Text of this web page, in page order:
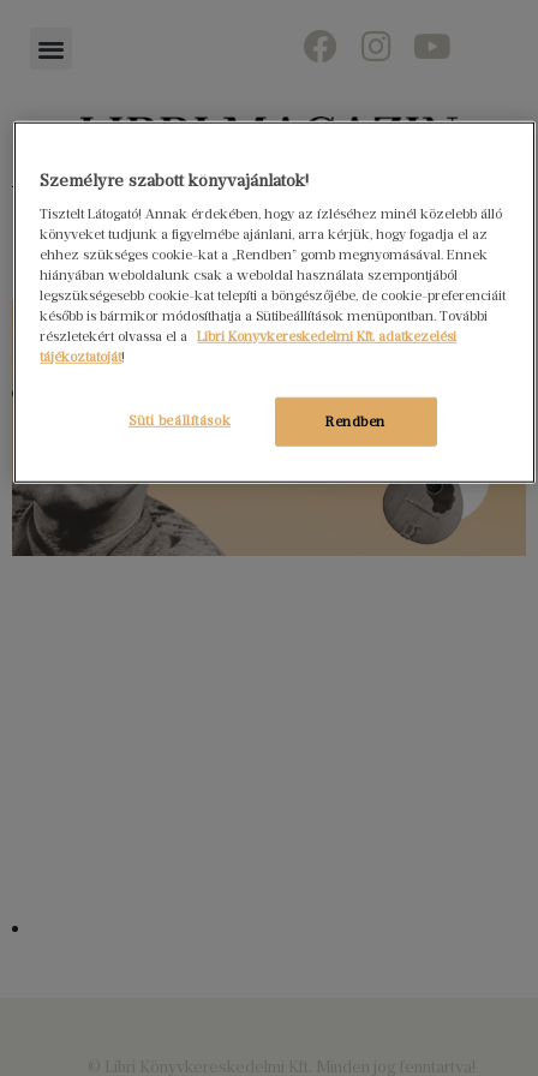
Könyvektől az olvasókig
Személyre szabott könyvajánlatok!
Tisztelt Látogató! Annak érdekében, hogy az ízléséhez minél közelebb álló
könyveket tudjunk a figyelmébe ajánlani, arra kérjük, hogy fogadja el az
ehhez szükséges cookie-kat a „Rendben” gomb megnyomásával. Ennek
hiányában weboldalunk csak a weboldal használata szempontjából
legszükségesebb cookie-kat telepíti a böngészőjébe, de cookie-preferenciáit
később is bármikor módosíthatja a Sütibeállítások menüpontban. További
részletekért olvassa el a
Libri Könyvkereskedelmi Kft. adatkezelési
tájékoztatóját!
Rendben
Süti beállítások